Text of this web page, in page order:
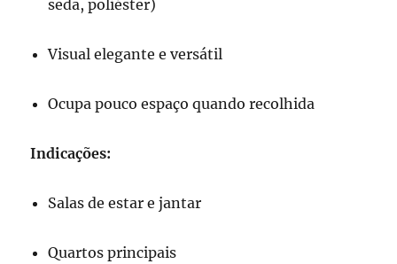
seda, poliéster)
Visual elegante e versátil
Ocupa pouco espaço quando recolhida
Indicações:
Salas de estar e jantar
Quartos principais